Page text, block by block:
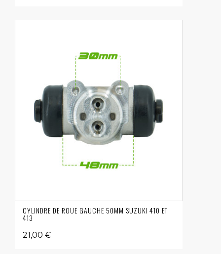
CYLINDRE DE ROUE GAUCHE 50MM SUZUKI 410 ET
413
21,00 €